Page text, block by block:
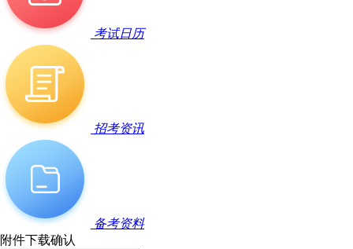
考试日历
招考资讯
备考资料
附件下载确认